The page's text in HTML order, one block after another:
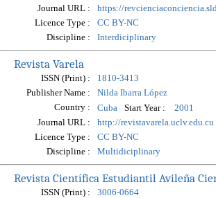
Journal URL :
https://
Licence Type :
CC BY-NC
Discipline :
Interdiciplinary
Revista Varela
ISSN (Print) :
1810-3413
Publisher Name :
Nilda Ibarra López
Country :
Cuba Start Year :
2001
Journal URL :
http://revistavarela.uclv.edu.cu
Licence Type :
CC BY-NC
Discipline :
Multidiciplinary
Revista Científica Estudiantil Avileña
ISSN (Print) :
3006-0664